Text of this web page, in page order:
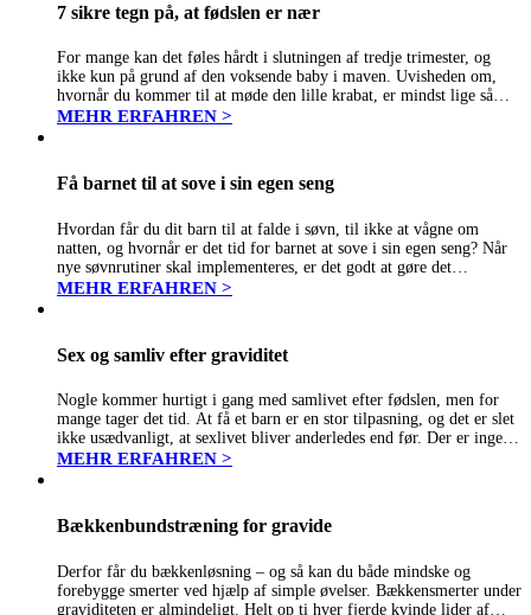
7 sikre tegn på, at fødslen er nær
For mange kan det føles hårdt i slutningen af tredje trimester, og
ikke kun på grund af den voksende baby i maven. Uvisheden om,
hvornår du kommer til at møde den lille krabat, er mindst lige så
udfordrende. Sandheden er,…
MEHR ERFAHREN >
Få barnet til at sove i sin egen seng
Hvordan får du dit barn til at falde i søvn, til ikke at vågne om
natten, og hvornår er det tid for barnet at sove i sin egen seng? Når
nye søvnrutiner skal implementeres, er det godt at gøre det…
MEHR ERFAHREN >
Sex og samliv efter graviditet
Nogle kommer hurtigt i gang med samlivet efter fødslen, men for
mange tager det tid. At få et barn er en stor tilpasning, og det er slet
ikke usædvanligt, at sexlivet bliver anderledes end før. Der er ingen
fast tidsgrænse…
MEHR ERFAHREN >
Bækkenbundstræning for gravide
Derfor får du bækkenløsning – og så kan du både mindske og
forebygge smerter ved hjælp af simple øvelser. Bækkensmerter under
graviditeten er almindeligt. Helt op ti hver fjerde kvinde lider af